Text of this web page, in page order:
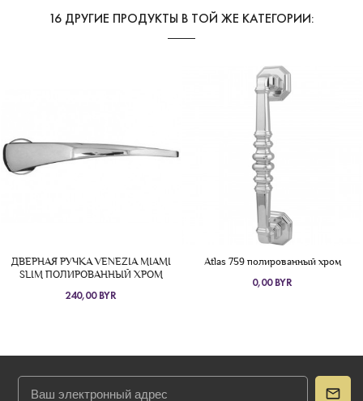
16 ДРУГИЕ ПРОДУКТЫ В ТОЙ ЖЕ КАТЕГОРИИ:
ДВЕРНАЯ РУЧКА VENEZIA MIAMI
SLIM ПОЛИРОВАННЫЙ ХРОМ
240,00 BYR
Atlas 759 полированный хром
0,00 BYR